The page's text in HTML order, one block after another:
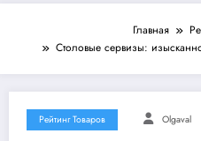
Главная
Столовые сервизы:
Рейтинг Товаров Olgaval